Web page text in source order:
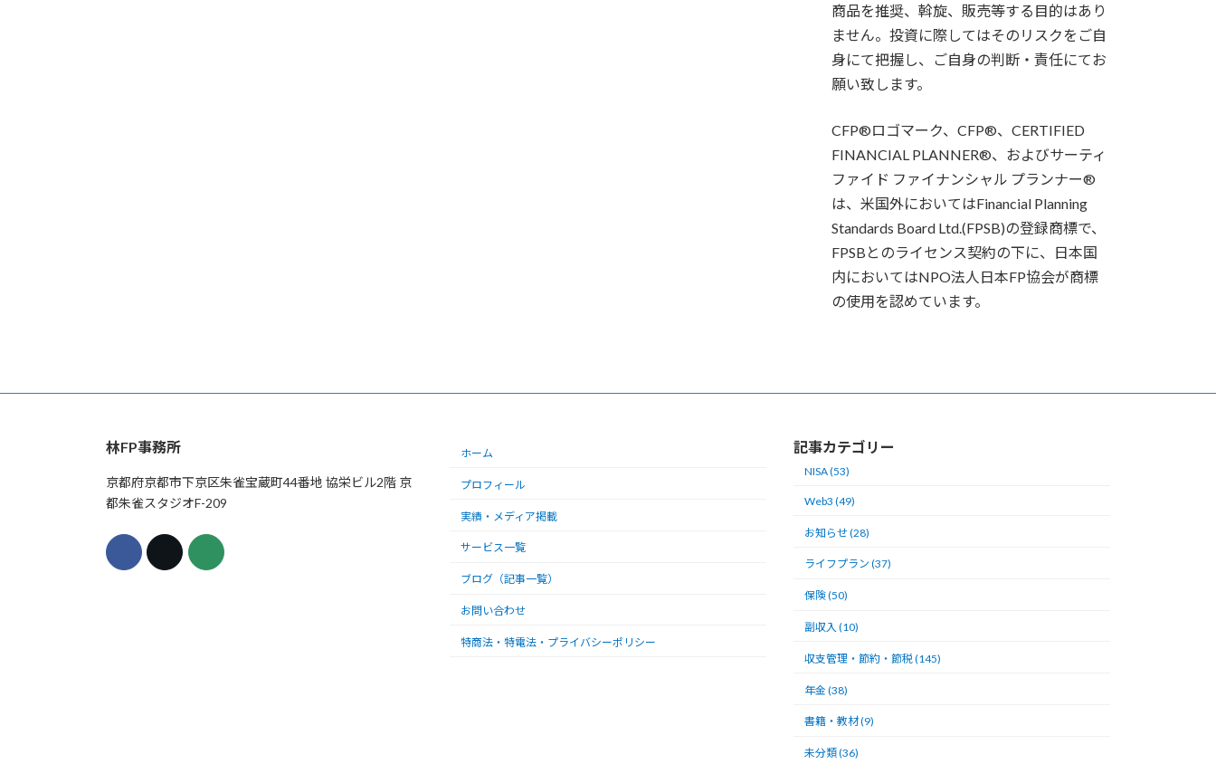
商品を推奨、斡旋、販売等する目的はあり
ません。投資に際してはそのリスクをご自
身にて把握し、ご自身の判断・責任にてお
願い致します。
CFP®ロゴマーク、CFP®、CERTIFIED
FINANCIAL PLANNER®、およびサーティ
ファイド ファイナンシャル プランナー®
は、米国外においてはFinancial Planning
Standards Board Ltd.(FPSB)の登録商標で、
FPSBとのライセンス契約の下に、日本国
内においてはNPO法人日本FP協会が商標
の使用を認めています。
林FP事務所
京都府京都市下京区朱雀宝蔵町44番地 協栄ビル2階 京
都朱雀スタジオF-209
ホーム
プロフィール
実績・メディア掲載
サービス一覧
ブログ（記事一覧）
お問い合わせ
特商法・特電法・プライバシーポリシー
記事カテゴリー
NISA (53)
Web3 (49)
お知らせ (28)
ライフプラン (37)
保険 (50)
副収入 (10)
収支管理・節約・節税 (145)
年金 (38)
書籍・教材 (9)
未分類 (36)